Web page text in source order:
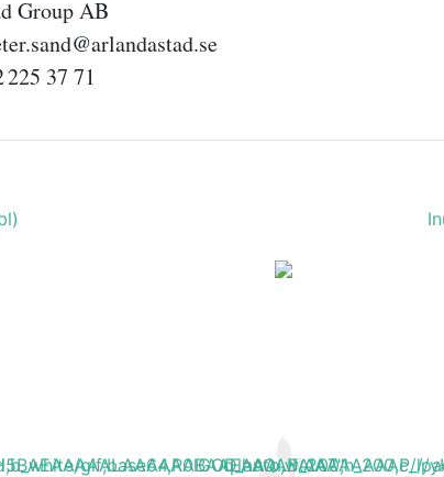
Group AB
37 71
gif;base64,R0lGODlhAQABAIAAAAAAAP///